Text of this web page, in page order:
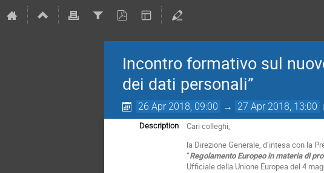
Incontro formativo sul
dei dati personali”
26 Apr 2018, 09:00 → 27 Apr 2018, 13:00
Description
Cari colleghi,
la Direzione Generale, d’intesa con la
“Regolamento Europeo in materia di
Ufficiale della Unione Europea del 4